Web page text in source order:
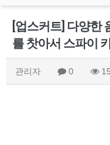
[업스커트] 다양한
를 찻아서 스파이
관리자 0